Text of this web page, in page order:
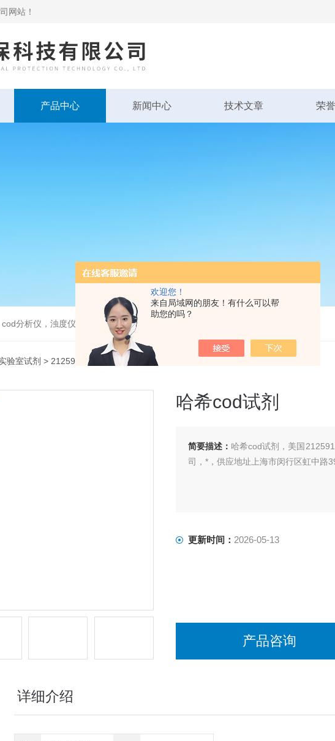
欢迎您！
来自局域网的朋友！有什么可以帮
助您的吗？
网站！
产品中心 新闻中心 技术文章 荣
分析仪，浊度仪，bod分析仪，溶解氧分析仪
验室试剂 > 2125915哈希cod试剂
哈希cod试剂
简要描述： 哈希cod试剂，美国
司，*，供应地址上海市闵行区虹中路
更新时间： 2026-05-13
产品咨询
详细介绍